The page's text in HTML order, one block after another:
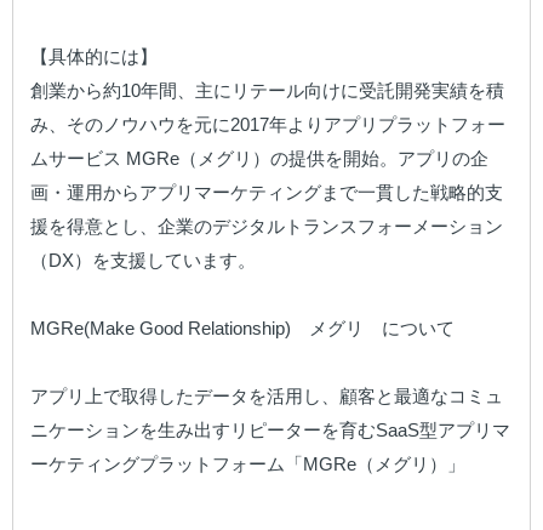
【具体的には】
創業から約10年間、主にリテール向けに受託開発実績を積
み、そのノウハウを元に2017年よりアプリプラットフォー
ムサービス MGRe（メグリ）の提供を開始。アプリの企
画・運用からアプリマーケティングまで一貫した戦略的支
援を得意とし、企業のデジタルトランスフォーメーション
（DX）を支援しています。
MGRe(Make Good Relationship)　メグリ　について
アプリ上で取得したデータを活用し、顧客と最適なコミュ
ニケーションを生み出すリピーターを育むSaaS型アプリマ
ーケティングプラットフォーム「MGRe（メグリ）」